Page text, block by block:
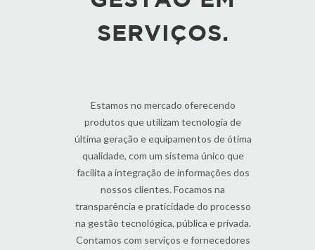
SERVIÇOS.
Estamos no mercado oferecendo
produtos que utilizam tecnologia de
última geração e equipamentos de ótima
qualidade, com um sistema único que
facilita a integração de informações dos
nossos clientes. Focamos na
transparência e praticidade do processo
na gestão tecnológica, pública e privada.
Contamos com serviços e fornecedores